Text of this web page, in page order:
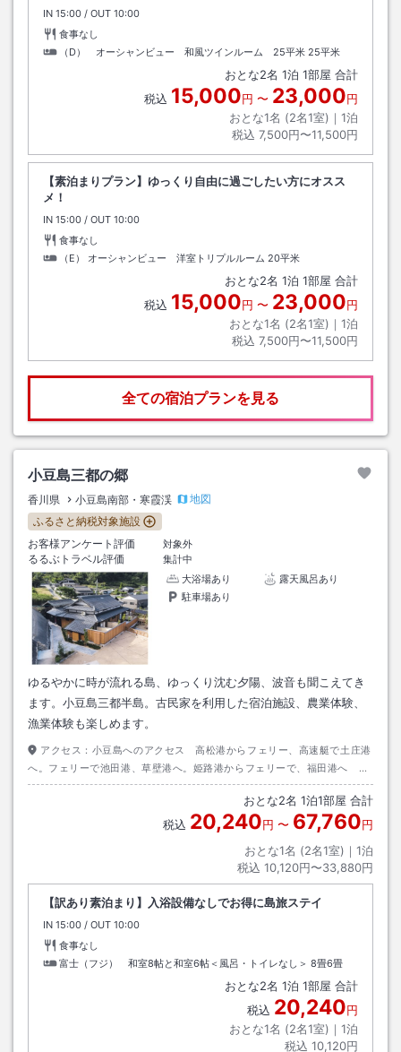
IN チェックイン
15:00 / OUT チェックアウト
10:00
食事なし
（D） オーシャンビュー 和風ツインルーム 25平米 25平米
おとな2名 1泊 1部屋 合計
税込 15,000円 〜 23,000円
おとな1名 (2名1室)｜ 1泊
税込 7,500円〜11,500円
【素泊まりプラン】ゆっくり自由に過ごしたい方にオスス
メ！
IN チェックイン
15:00 / OUT チェックアウト
10:00
食事なし
（E） オーシャンビュー 洋室トリプルルーム 20平米
おとな2名 1泊 1部屋 合計
税込 15,000円 〜 23,000円
おとな1名 (2名1室)｜ 1泊
税込 7,500円〜11,500円
全ての宿泊プランを見る
小豆島三都の郷
香川県 小豆島南部・寒霞渓
地図
ふるさと納税対象施設
お客様アンケート評価
対象外
るるぶトラベル評価
集計中
大浴場あり
露天風呂あり
駐車場あり
ゆるやかに時が流れる島、ゆっくり沈む夕陽、波音も聞こえてき
ます。小豆島三都半島。古民家を利用した宿泊施設、農業体験、
漁業体験も楽しめます。
アクセス： 小豆島へのアクセス 高松港からフェリー、高速艇で土庄港
へ。フェリーで池田港、草壁港へ。姫路港からフェリーで、福田港へ 岡
山港からフェリーで土庄港へ 日生港からフェリーで大部港へ 神戸港か
おとな2名 1泊1部屋 合計
税込 20,240円 〜 67,760円
おとな1名 (2名1室)｜ 1泊
税込 10,120円〜33,880円
【訳あり素泊まり】入浴設備なしでお得に島旅ステイ
IN チェックイン
15:00 / OUT チェックアウト
10:00
食事なし
富士（フジ） 和室8帖と和室6帖＜風呂・トイレなし＞ 8畳6畳
おとな2名 1泊 1部屋 合計
税込 20,240円
おとな1名 (2名1室)｜ 1泊
税込 10,120円